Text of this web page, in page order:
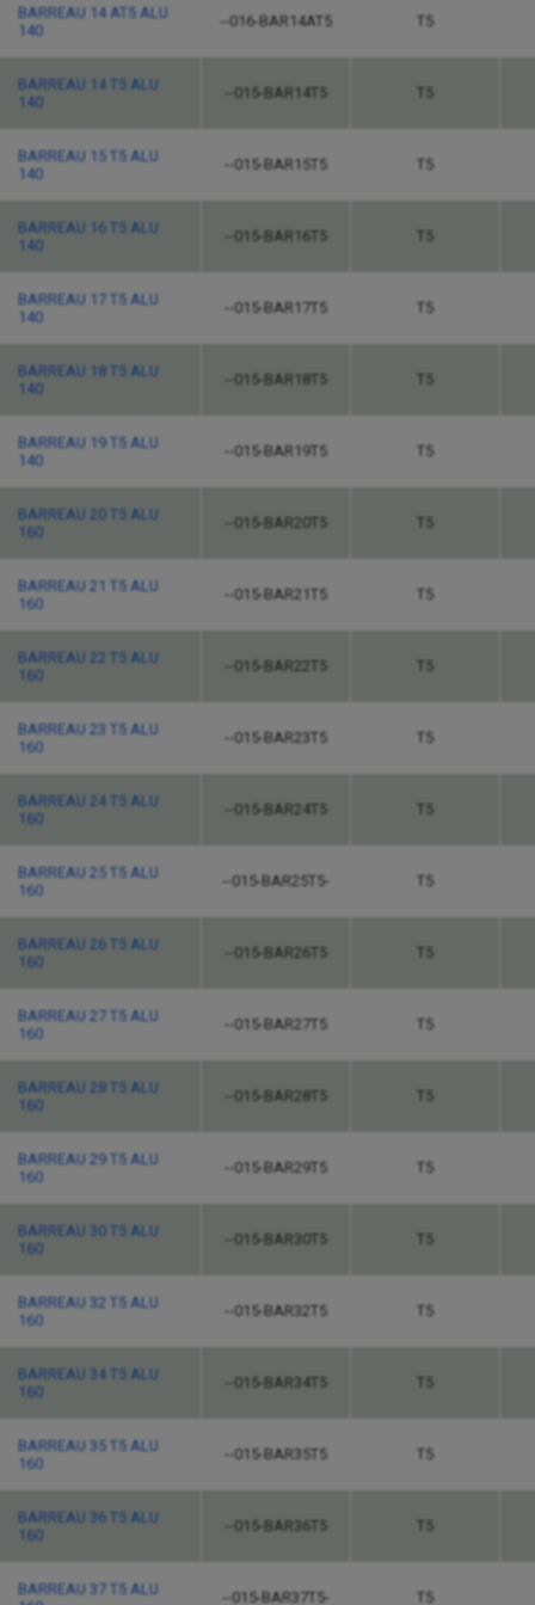
BARREAU 14 AT5 ALU
140
--016-BAR14AT5 T5
BARREAU 14 T5 ALU
140
--015-BAR14T5
BARREAU 15 T5 ALU
140
--015-BAR15T5 T5
BARREAU 16 T5 ALU
140
--015-BAR16T5
BARREAU 17 T5 ALU
140
--015-BAR17T5 T5
BARREAU 18 T5 ALU
140
--015-BAR18T5
BARREAU 19 T5 ALU
140
--015-BAR19T5 T5
BARREAU 20 T5 ALU
160
--015-BAR20T5
BARREAU 21 T5 ALU
160
--015-BAR21T5 T5
BARREAU 22 T5 ALU
160
--015-BAR22T5
BARREAU 23 T5 ALU
160
--015-BAR23T5 T5
BARREAU 24 T5 ALU
160
--015-BAR24T5
BARREAU 25 T5 ALU
160
--015-BAR25T5- T5
BARREAU 26 T5 ALU
160
--015-BAR26T5
BARREAU 27 T5 ALU
160
--015-BAR27T5 T5
BARREAU 28 T5 ALU
160
--015-BAR28T5
BARREAU 29 T5 ALU
160
--015-BAR29T5 T5
BARREAU 30 T5 ALU
160
--015-BAR30T5
BARREAU 32 T5 ALU
160
--015-BAR32T5 T5
BARREAU 34 T5 ALU
160
--015-BAR34T5
BARREAU 35 T5 ALU
160
--015-BAR35T5 T5
BARREAU 36 T5 ALU
160
--015-BAR36T5
BARREAU 37 T5 ALU
--015-BAR37T5- T5